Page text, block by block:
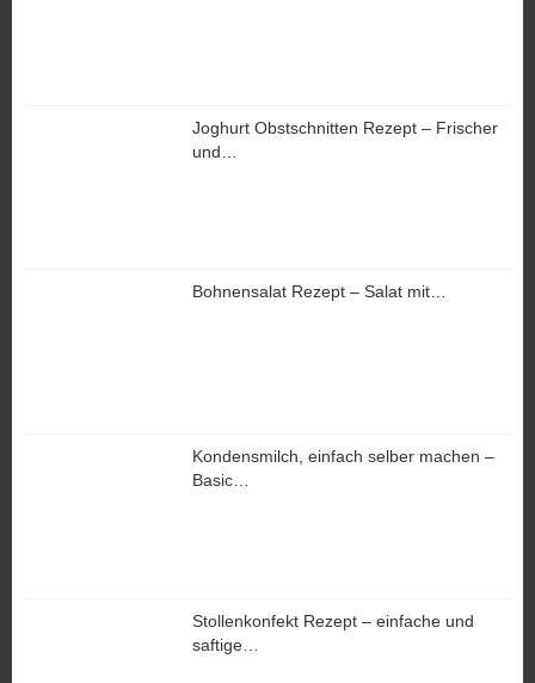
Joghurt Obstschnitten Rezept – Frischer
und…
Bohnensalat Rezept – Salat mit…
Kondensmilch, einfach selber machen –
Basic…
Stollenkonfekt Rezept – einfache und
saftige…